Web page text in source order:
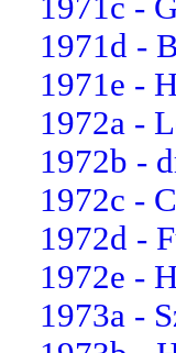
1971d -
1971e -
1972a -
1972b -
1972c -
1972d -
1972e -
1973a -